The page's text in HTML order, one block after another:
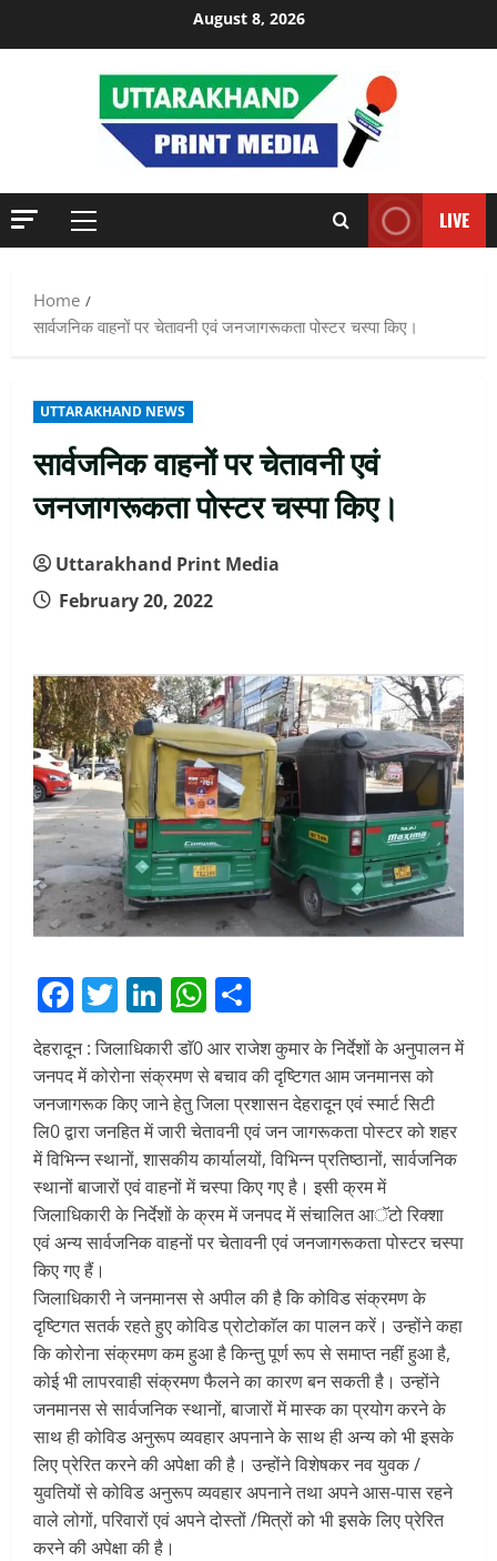
August 8, 2026
Primary
LIVE
Home
सार्वजनिक वाहनों पर चेतावनी एवं जनजागरूकता पोस्टर चस्पा किए।
UTTARAKHAND NEWS
सार्वजनिक वाहनों पर चेतावनी एवं
जनजागरूकता पोस्टर चस्पा किए।
Uttarakhand Print Media
February 20, 2022
Facebook
Twitter
LinkedIn
WhatsApp
देहरादून : जिलाधिकारी डाॅ0 आर राजेश कुमार के निर्देशों के अनुपालन में
जनपद में कोरोना संक्रमण से बचाव की दृष्टिगत आम जनमानस को
जनजागरूक किए जाने हेतु जिला प्रशासन देहरादून एवं स्मार्ट सिटी
लि0 द्वारा जनहित में जारी चेतावनी एवं जन जागरूकता पोस्टर को शहर
में विभिन्न स्थानों, शासकीय कार्यालयों, विभिन्न प्रतिष्ठानों, सार्वजनिक
स्थानों बाजारों एवं वाहनों में चस्पा किए गए है। इसी क्रम में
जिलाधिकारी के निर्देशों के क्रम में जनपद में संचालित आॅटो रिक्शा
एवं अन्य सार्वजनिक वाहनों पर चेतावनी एवं जनजागरूकता पोस्टर चस्पा
किए गए हैं।
जिलाधिकारी ने जनमानस से अपील की है कि कोविड संक्रमण के
दृष्टिगत सतर्क रहते हुए कोविड प्रोटोकाॅल का पालन करें। उन्होंने कहा
कि कोरोना संक्रमण कम हुआ है किन्तु पूर्ण रूप से समाप्त नहीं हुआ है,
कोई भी लापरवाही संक्रमण फैलने का कारण बन सकती है। उन्होंने
जनमानस से सार्वजनिक स्थानों, बाजारों में मास्क का प्रयोग करने के
साथ ही कोविड अनुरूप व्यवहार अपनाने के साथ ही अन्य को भी इसके
लिए प्रेरित करने की अपेक्षा की है। उन्होंने विशेषकर नव युवक /
युवतियों से कोविड अनुरूप व्यवहार अपनाने तथा अपने आस-पास रहने
वाले लोगों, परिवारों एवं अपने दोस्तों /मित्रों को भी इसके लिए प्रेरित
करने की अपेक्षा की है।